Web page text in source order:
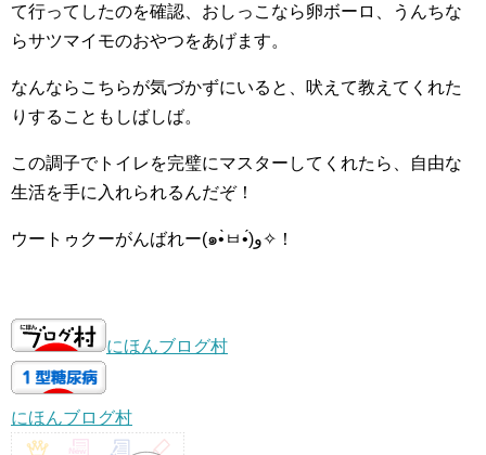
て行ってしたのを確認、おしっこなら卵ボーロ、うんちな
らサツマイモのおやつをあげます。
なんならこちらが気づかずにいると、吠えて教えてくれた
りすることもしばしば。
この調子でトイレを完璧にマスターしてくれたら、自由な
生活を手に入れられるんだぞ！
ウートゥクーがんばれー(๑•̀ㅂ•́)و✧！
にほんブログ村
にほんブログ村